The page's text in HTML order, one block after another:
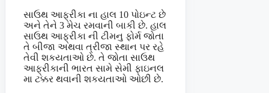
સાઉથ આફ્રીકા ના હાલ 10 પોઇન્ટ છે
અને તેને 3 મેચ રમવાની બાકી છે. હાલ
સાઉથ આફ્રીકા ની ટીમનુ ફોર્મ જોતા
તે બીજા અથવા ત્રીજા સ્થાન પર રહે
તેવી શકયતાઓ છે. તે જોતા સાઉથ
આફ્રીકાની ભારત સામે સેમી ફાઇનલ
મા ટક્કર થવાની શકયતાઓ ઓછી છે.